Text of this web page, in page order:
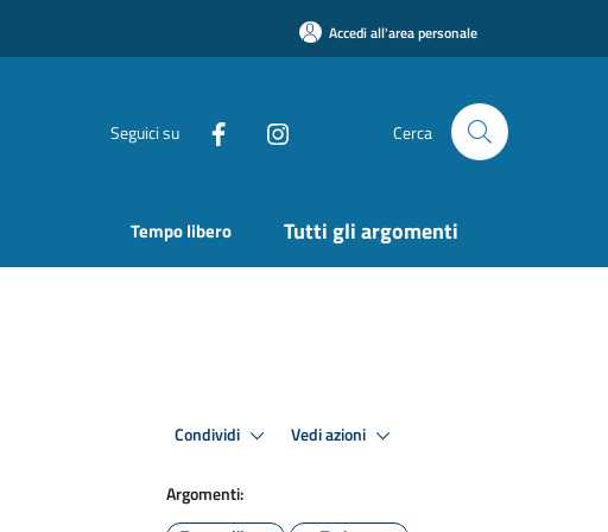
Accedi all'area personale
Seguici su Cerca
Tempo libero Tutti gli argomenti
Condividi Vedi azioni
Argomenti: